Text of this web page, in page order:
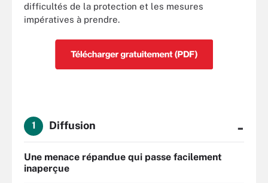
difficultés de la protection et les mesures
impératives à prendre.
1 Diffusion -
Une menace répandue qui passe facilement
inaperçue